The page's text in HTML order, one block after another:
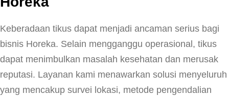
Keberadaan tikus dapat menjadi ancaman serius bagi
bisnis Horeka. Selain mengganggu operasional, tikus
dapat menimbulkan masalah kesehatan dan merusak
reputasi. Layanan kami menawarkan solusi menyeluruh
yang mencakup survei lokasi, metode pengendalian